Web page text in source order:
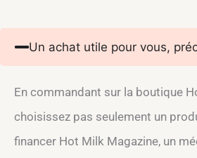
Un achat utile pour vous,
En commandant sur la boutique
choisissez pas seulement un
financer Hot Milk Magazine, un